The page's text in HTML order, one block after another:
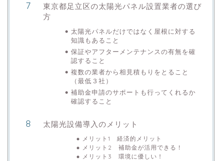
東京都足立区の太陽光パネル設置業者の選び
方
太陽光パネルだけではなく屋根に対する
知識もあること
保証やアフターメンテナンスの有無を確
認すること
複数の業者から相見積もりをとること
（最低３社）
補助金申請のサポートも行ってくれるか
確認すること
太陽光設備導入のメリット
メリット1 経済的メリット
メリット2 補助金が活用できる！
メリット3 環境に優しい！